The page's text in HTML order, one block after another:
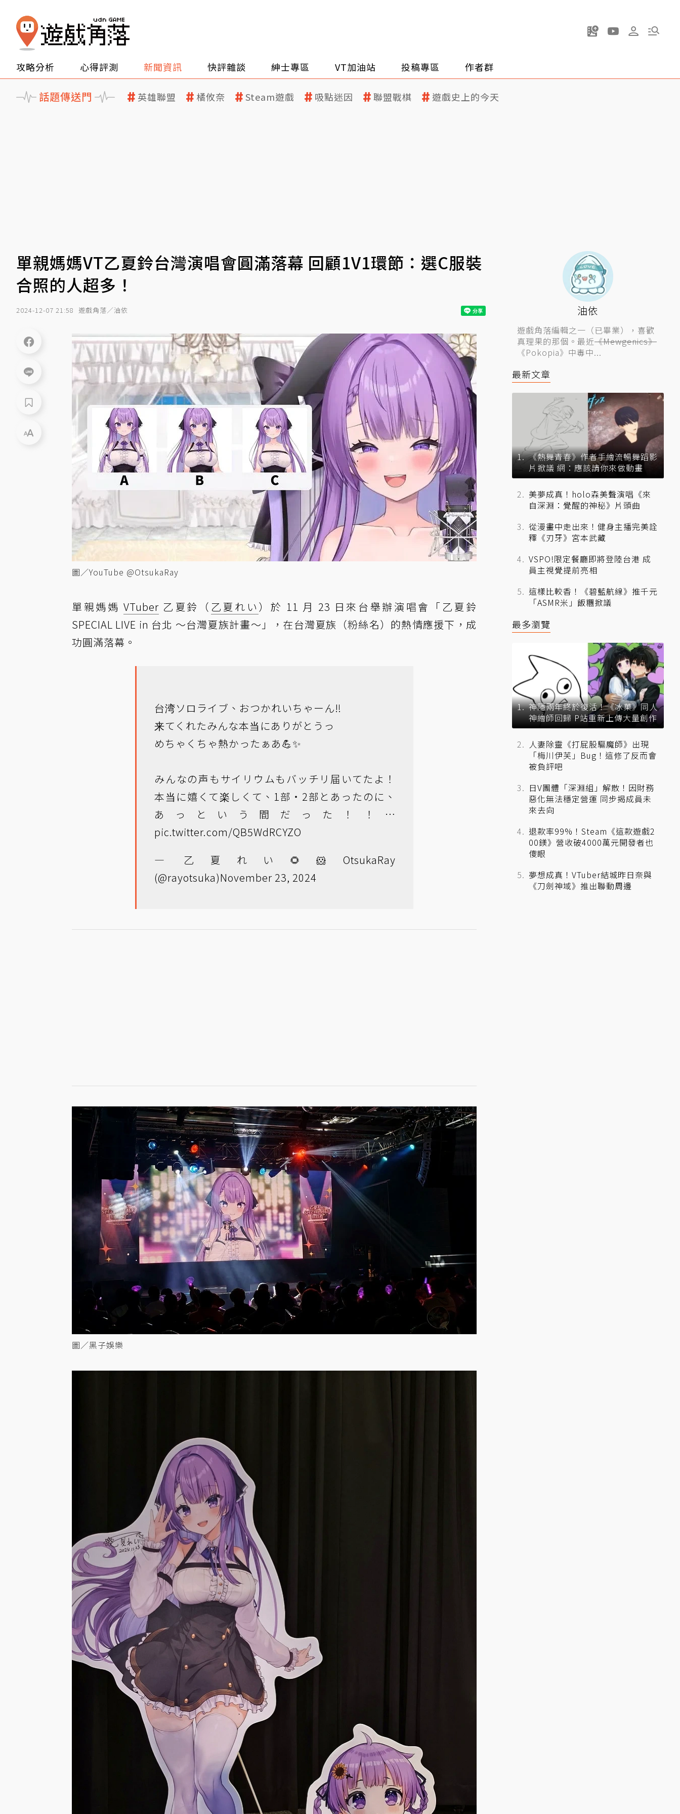
攻略分析 心得評測 新聞資訊 快評雜談 紳士專區 VT加油站 投稿專區 作者群
話題傳送門 英雄聯盟 橘攸奈 Steam遊戲 吸點迷因 聯盟戰棋 遊戲史上的今天
單親媽媽VT乙夏鈴台灣演唱會圓滿落幕 回顧1V1環節：選C服裝
合照的人超多！
2024-12-07 21:58 遊戲角落／油依
圖／YouTube @OtsukaRay
單親媽媽VTuber 乙夏鈴（ 乙夏れい ）於 11 月 23 日來台舉辦演唱會「乙夏鈴
SPECIAL LIVE in 台北 ～台灣夏族計畫～」，在台灣夏族（粉絲名）的熱情應援下，成
功圓滿落幕。
台湾ソロライブ、おつかれいちゃーん‼️
来てくれたみんな本当にありがとうっ
めちゃくちゃ熱かったぁあ💪✨
みんなの声もサイリウムもバッチリ届いてたよ！
本当に嬉くて楽しくて、1部・2部とあったのに、
あっという間だった！！…
pic.twitter.com/QB5WdRCYZO
— 乙夏れい🌻🐹OtsukaRay
(@rayotsuka)November 23, 2024
圖／黑子娛樂
油依
遊戲角落編輯之一（已畢業），喜歡
真理果的那個。最近《Mewgenics》
《Pokopia》中毒中...
最新文章
《熱舞青春》作者手繪流暢舞蹈影
片掀議 網：應該請你來做動畫
美夢成真！holo森美聲演唱《來
自深淵：覺醒的神秘》片頭曲
從漫畫中走出來！健身主播完美詮
釋《刃牙》宮本武藏
VSPO!限定餐廳即將登陸台港 成
員主視覺提前亮相
這樣比較香！《碧藍航線》推千元
「ASMR米」飯糰掀議
最多瀏覽
神隱兩年終於復活！《冰菓》同人
神繪師回歸 P站重新上傳大量創作
人妻除靈《打屁股驅魔師》出現
「梅川伊芙」Bug！這修了反而會
被負評吧
日V團體「深淵組」解散！因財務
惡化無法穩定營運 同步揭成員未
來去向
退款率99%！Steam《這款遊戲2
00鎂》營收破4000萬元開發者也
傻眼
夢想成真！VTuber結城昨日奈與
《刀劍神域》推出聯動周邊